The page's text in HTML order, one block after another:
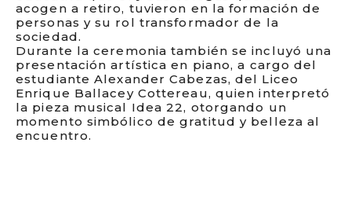
acogen a retiro, tuvieron en la formación de
personas y su rol transformador de la
sociedad.
Durante la ceremonia también se incluyó una
presentación artística en piano, a cargo del
estudiante Alexander Cabezas, del Liceo
Enrique Ballacey Cottereau, quien interpretó
la pieza musical Idea 22, otorgando un
momento simbólico de gratitud y belleza al
encuentro.